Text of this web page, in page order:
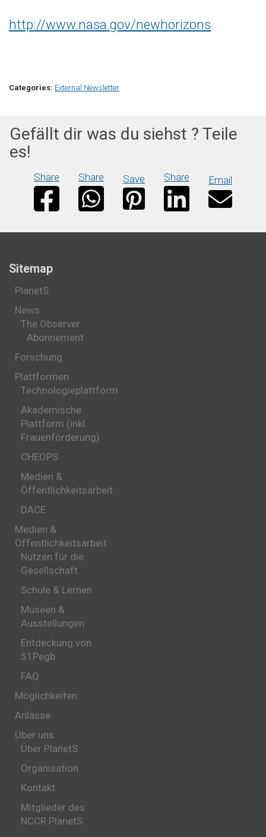
http://www.nasa.gov/newhorizons
Categories: External Newsletter
Gefällt dir was du siehst ? Teile
es!
Share Share Save Share Email
Sitemap
PlanetS
News
The Observer
Abonnement
Forschung
Plattformen
Technologieplattform
Akademische
Plattform (inkl.
Frauenförderung)
CHEOPS
Medien &
Öffentlichkeitsarbeit
DACE
Medien &
Öffentlichkeitsarbeit
Nutzen für die
Gesellschaft
Schule & Lernen
Museen &
Ausstellungen
Entdeckung von
51Pegb
FAQ
Möglichkeiten
Anlässe
Über uns
Über PlanetS
Organisation
Kontakt
Mitglieder des
NCCR PlanetS